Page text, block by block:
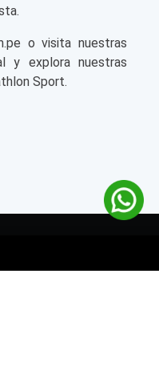
o visita nuestras
y explora nuestras
Sport.